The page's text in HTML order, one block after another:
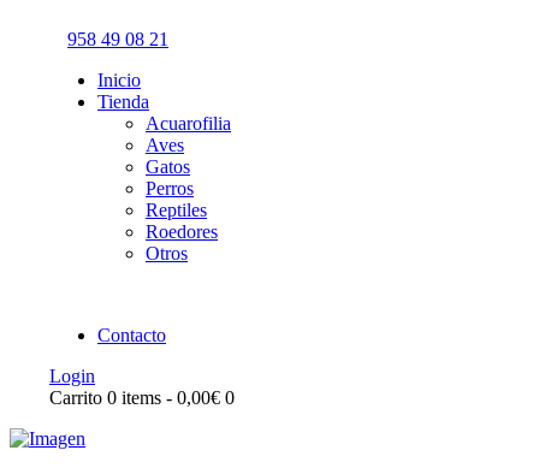
958 49 08 21
Inicio
Tienda
Acuarofilia
Aves
Gatos
Perros
Reptiles
Roedores
Otros
Contacto
Login
Carrito 0 items - 0,00€ 0